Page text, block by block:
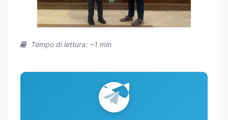
Tempo di lettura: ~1 min